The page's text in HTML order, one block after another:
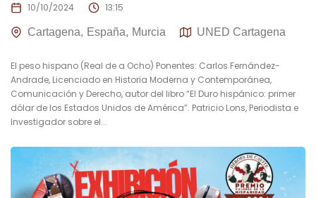
10/10/2024 13:15
Cartagena España Murcia UNED Cartagena
El peso hispano (Real de a Ocho) Ponentes: Carlos Fernández-
Andrade, Licenciado en Historia Moderna y Contemporánea,
Comunicación y Derecho, autor del libro “El Duro hispánico: primer
dólar de los Estados Unidos de América”. Patricio Lons, Periodista e
Investigador sobre el...